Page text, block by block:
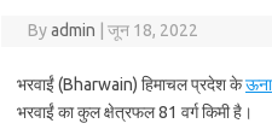
Byadmin जून 18, 2022
भरवाईं (Bharwain) हिमाचल प्रदेश केऊना
भरवाईं का कुल क्षेत्रफल 81 वर्ग किमी है।